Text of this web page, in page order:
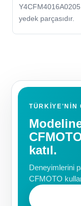
yedek parçasıdır.
TÜRKIYE'NIN
katıl.
Deneyimlerini
CFMOTO